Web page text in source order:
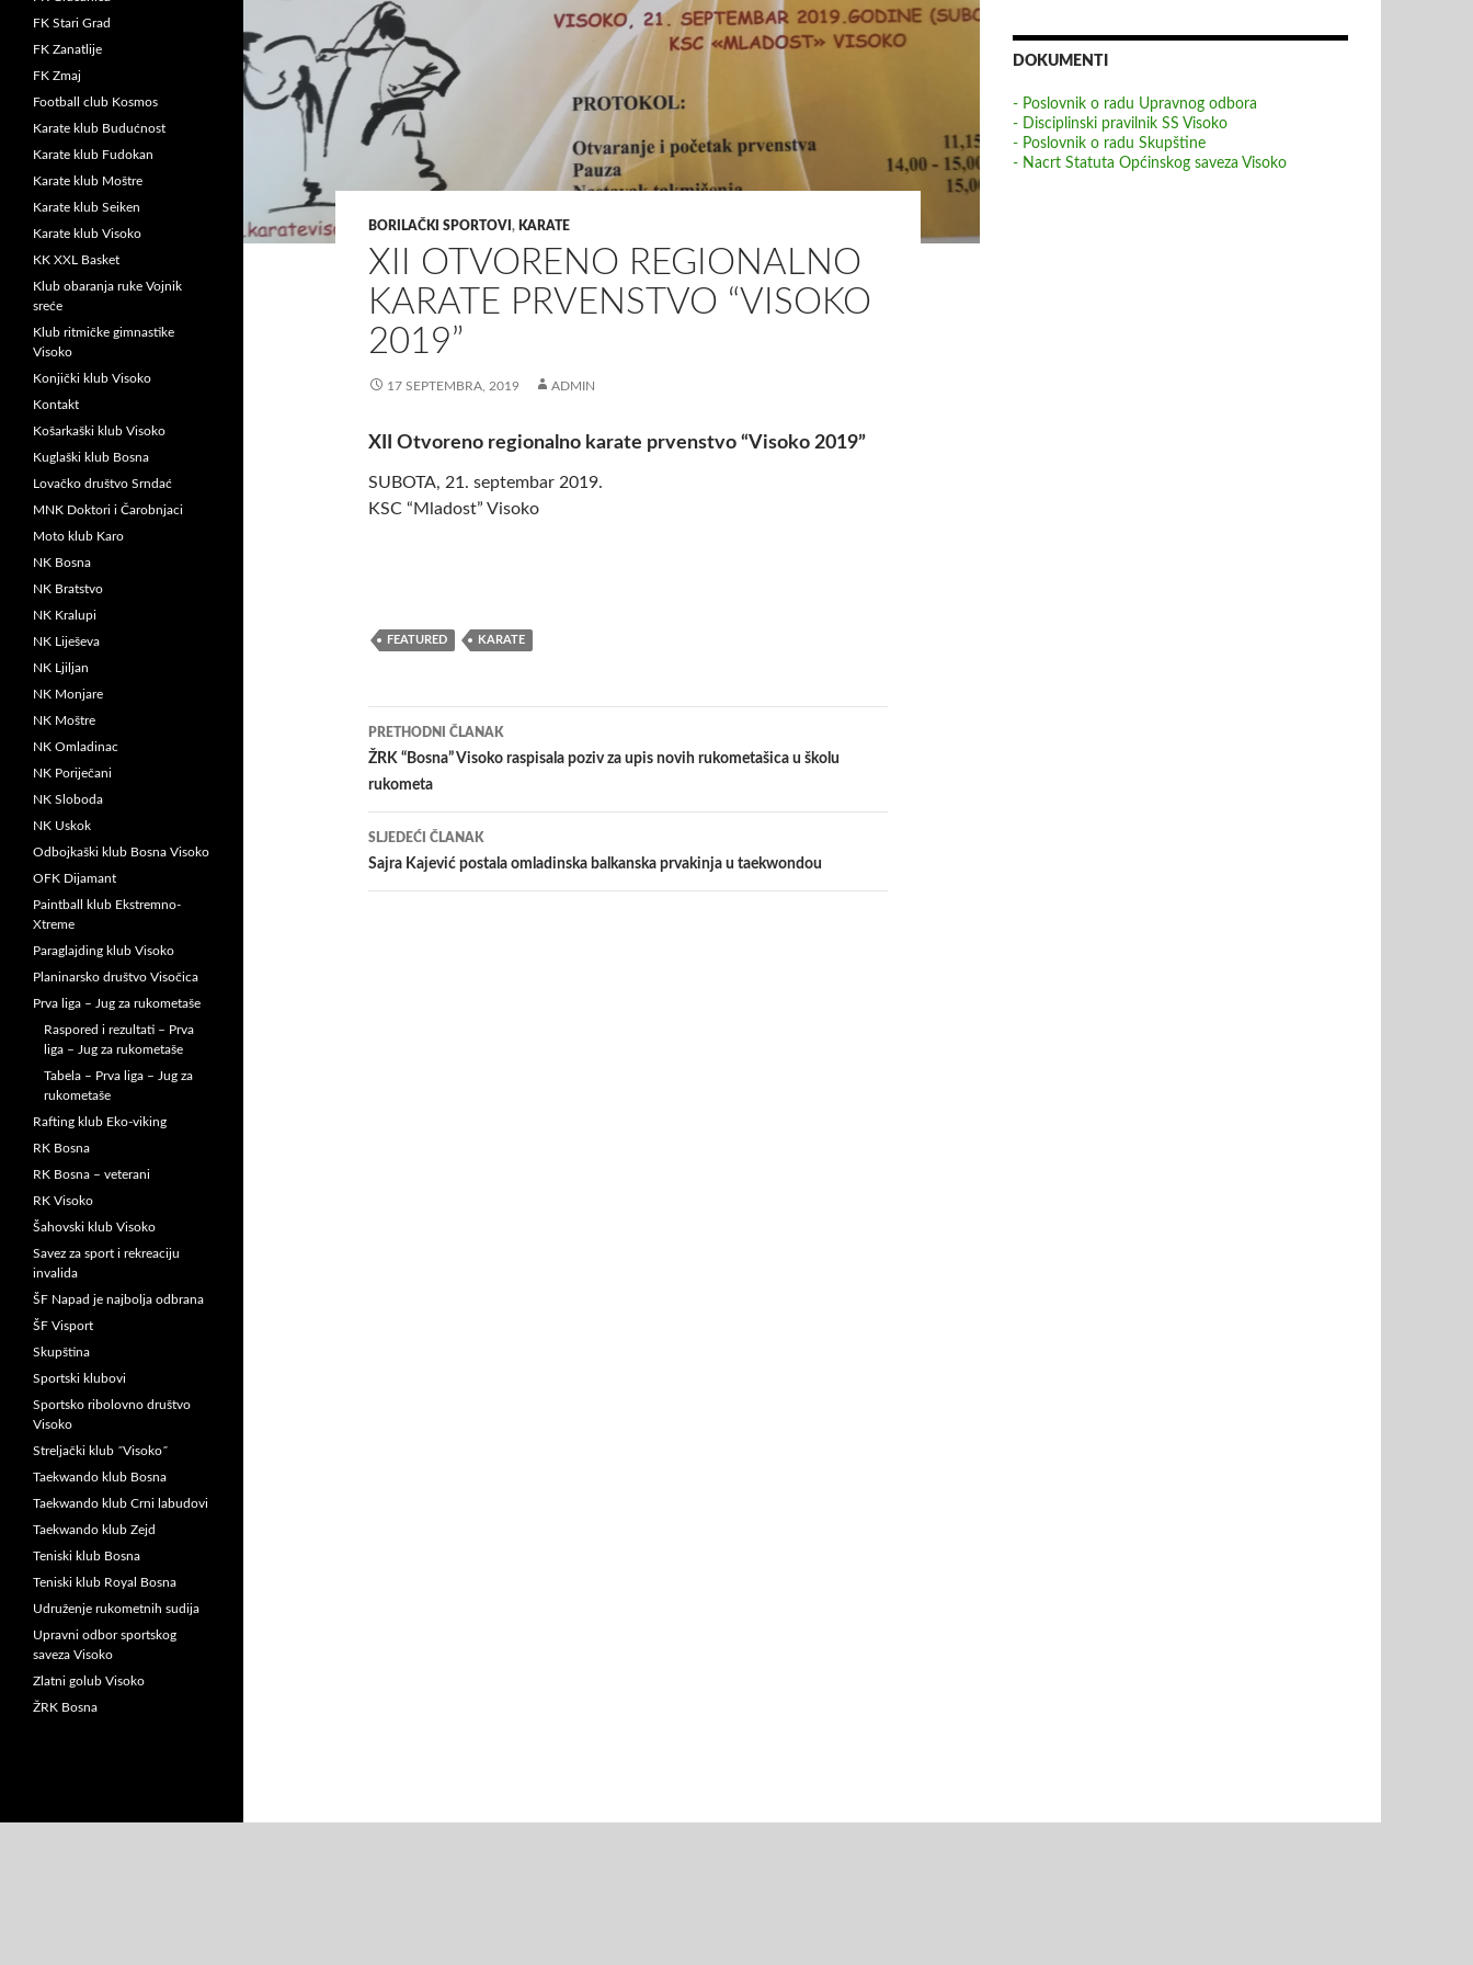
BORILAČKI SPORTOVI , KARATE
XII OTVORENO REGIONALNO
KARATE PRVENSTVO “VISOKO
2019”
17 SEPTEMBRA, 2019 ADMIN
XII Otvoreno regionalno karate prvenstvo “Visoko 2019”
SUBOTA, 21. septembar 2019.
KSC “Mladost” Visoko
FEATURED KARATE
Navigacija
članaka
PRETHODNI ČLANAK
ŽRK “Bosna” Visoko raspisala poziv za upis novih rukometašica u školu
rukometa
SLJEDEĆI ČLANAK
Sajra Kajević postala omladinska balkanska prvakinja u taekwondou
DOKUMENTI
- Poslovnik o radu Upravnog odbora
- Disciplinski pravilnik SS Visoko
- Poslovnik o radu Skupštine
- Nacrt Statuta Općinskog saveza Visoko
FK Stari Grad
FK Zanatlije
FK Zmaj
Football club Kosmos
Karate klub Budućnost
Karate klub Fudokan
Karate klub Moštre
Karate klub Seiken
Karate klub Visoko
KK XXL Basket
Klub obaranja ruke Vojnik
sreće
Klub ritmičke gimnastike
Visoko
Konjički klub Visoko
Kontakt
Košarkaški klub Visoko
Kuglaški klub Bosna
Lovačko društvo Srndać
MNK Doktori i Čarobnjaci
Moto klub Karo
NK Bosna
NK Bratstvo
NK Kralupi
NK Liješeva
NK Ljiljan
NK Monjare
NK Moštre
NK Omladinac
NK Poriječani
NK Sloboda
NK Uskok
Odbojkaški klub Bosna Visoko
OFK Dijamant
Paintball klub Ekstremno-
Xtreme
Paraglajding klub Visoko
Planinarsko društvo Visočica
Prva liga – Jug za rukometaše
Raspored i rezultati – Prva
liga – Jug za rukometaše
Tabela – Prva liga – Jug za
rukometaše
Rafting klub Eko-viking
RK Bosna
RK Bosna – veterani
RK Visoko
Šahovski klub Visoko
Savez za sport i rekreaciju
invalida
ŠF Napad je najbolja odbrana
ŠF Visport
Skupština
Sportski klubovi
Sportsko ribolovno društvo
Visoko
Streljački klub ˝Visoko˝
Taekwando klub Bosna
Taekwando klub Crni labudovi
Taekwando klub Zejd
Teniski klub Bosna
Teniski klub Royal Bosna
Udruženje rukometnih sudija
Upravni odbor sportskog
saveza Visoko
Zlatni golub Visoko
ŽRK Bosna